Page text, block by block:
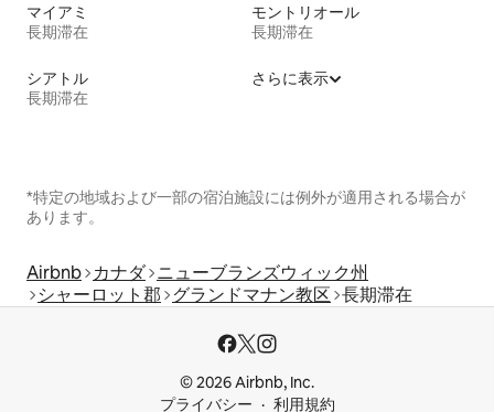
マイアミ
長期滞在
モントリオール
長期滞在
シアトル
長期滞在
さらに表示
*特定の地域および一部の宿泊施設には例外が適用される場合が
あります。
Airbnb カナダ ニューブランズウィック州
シャーロット郡 グランドマナン教区 長期滞在
© 2026 Airbnb, Inc.
プライバシー
利用規約